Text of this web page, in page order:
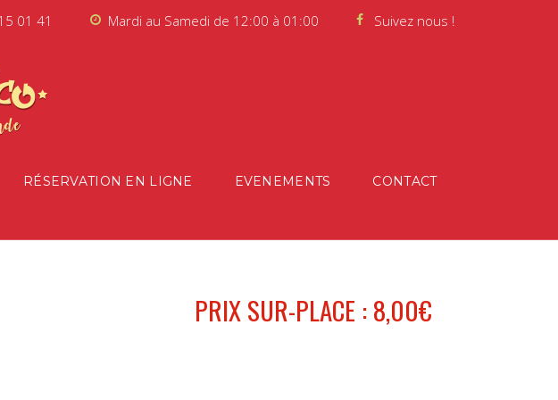
01 41 Mardi au Samedi de 12:00 à 01:00 Suivez nous !
RÉSERVATION EN LIGNE EVENEMENTS CONTACT
PRIX SUR-PLACE : 8,00€